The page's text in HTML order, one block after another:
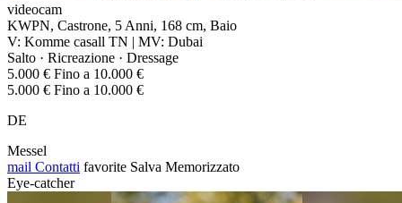
videocam
KWPN, Castrone, 5 Anni, 168 cm, Baio
V: Komme casall TN | MV: Dubai
Salto · Ricreazione · Dressage
5.000 € Fino a 10.000 €
5.000 € Fino a 10.000 €
DE
Messel
mail Contatti favorite Salva Memorizzato
Eye-catcher